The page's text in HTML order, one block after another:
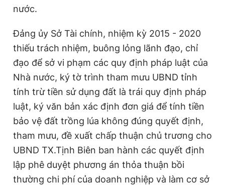
nước.
Đảng ủy Sở Tài chính, nhiệm kỳ 2015 - 2020
thiếu trách nhiệm, buông lỏng lãnh đạo, chỉ
đạo để sở vi phạm các quy định pháp luật của
Nhà nước, ký tờ trình tham mưu UBND tỉnh
tính trừ tiền sử dụng đất là trái quy định pháp
luật, ký văn bản xác định đơn giá để tính tiền
bảo vệ đất trồng lúa không đúng quyết định,
tham mưu, đề xuất chấp thuận chủ trương cho
UBND TX.Tịnh Biên ban hành các quyết định
lập phê duyệt phương án thỏa thuận bồi
thường chi phí của doanh nghiệp và làm cơ sở